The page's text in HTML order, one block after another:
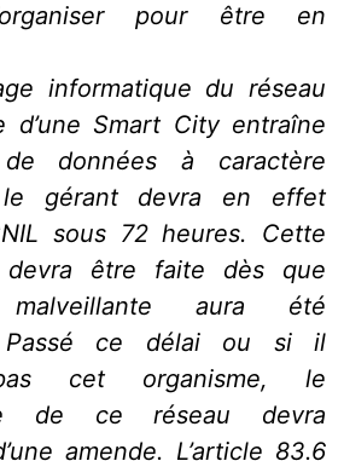
pour être en
informatique du réseau
d’une Smart City entraîne
données à caractère
le gérant devra en effet
sous 72 heures. Cette
devra être faite dès que
malveillante aura été
Passé ce délai ou si il
cet organisme, le
de ce réseau devra
amende. L’article 83.6